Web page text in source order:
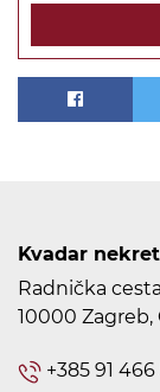
Kvadar
Radnička
10000 Zagreb,
+385 91 466